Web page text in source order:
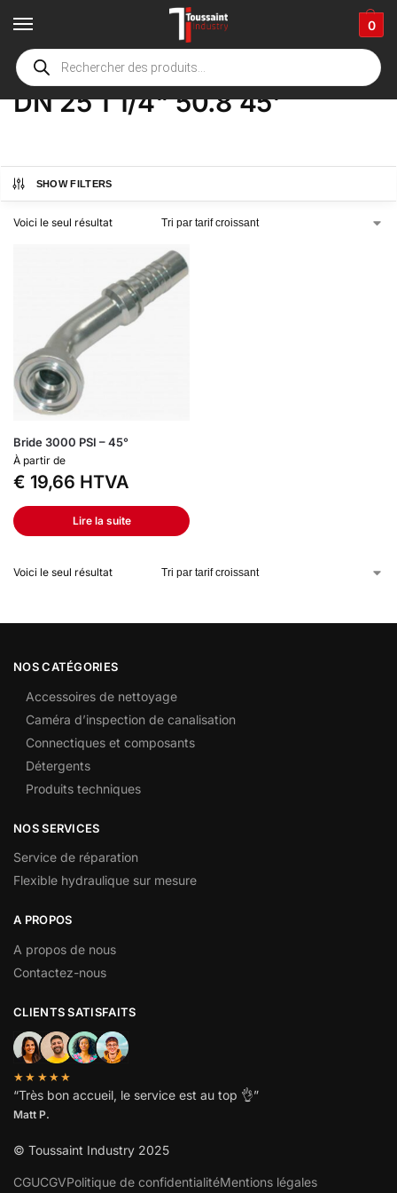
0
Accueil boutique / Product Options
DN 25 1 1/4" 50.8 45'
SHOW FILTERS
Voici le seul résultat
Bride 3000 PSI – 45°
À partir de
€ 19,66 HTVA
Lire la suite
Voici le seul résultat
NOS CATÉGORIES
Accessoires de nettoyage
Caméra d’inspection de canalisation
Connectiques et composants
Détergents
Produits techniques
NOS SERVICES
Service de réparation
Flexible hydraulique sur mesure
A PROPOS
A propos de nous
Contactez-nous
CLIENTS SATISFAITS
★★★★★
“Très bon accueil, le service est au top 👌”
Matt P.
© Toussaint Industry 2025
CGUCGVPolitique de confidentialitéMentions légales